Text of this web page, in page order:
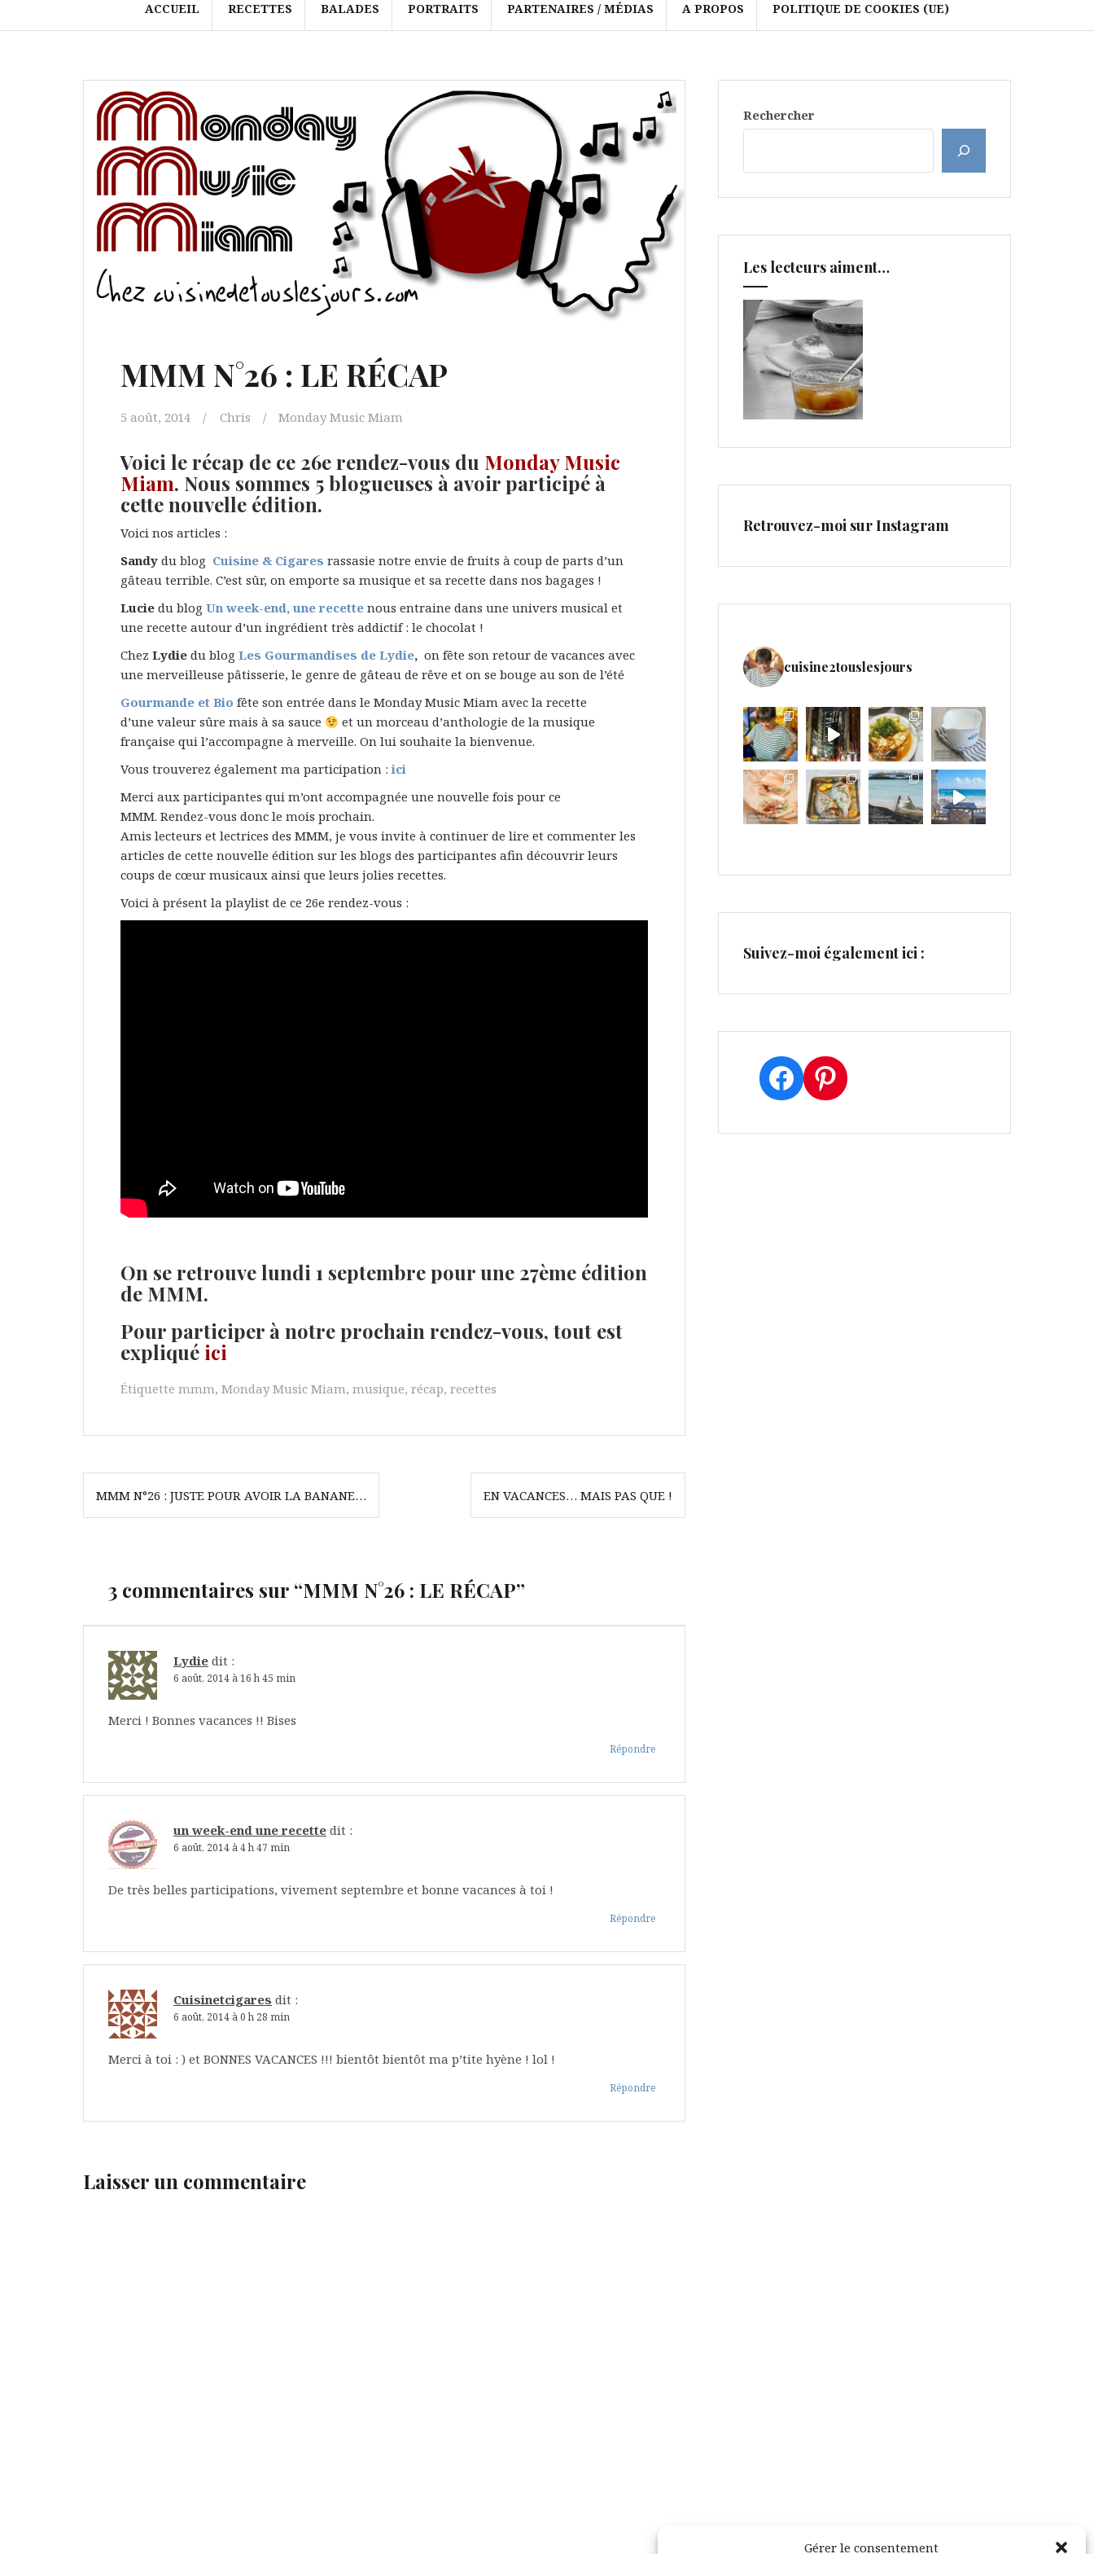
Gérer le consentement
ACCUEIL RECETTES BALADES PORTRAITS PARTENAIRES / MÉDIAS A PROPOS POLITIQUE DE COOKIES (UE)
MMM N°26 : LE RÉCAP
5 août, 2014 Chris Monday Music Miam
Voici le récap de ce 26e rendez-vous du Monday Music
Miam. Nous sommes 5 blogueuses à avoir participé à
cette nouvelle édition.
Voici nos articles :
Sandy du blog Cuisine & Cigares rassasie notre envie de fruits à coup de parts d’un
gâteau terrible. C’est sûr, on emporte sa musique et sa recette dans nos bagages !
Lucie du blog Un week-end, une recette nous entraine dans une univers musical et
une recette autour d’un ingrédient très addictif : le chocolat !
Chez Lydie du blog Les Gourmandises de Lydie, on fête son retour de vacances avec
une merveilleuse pâtisserie, le genre de gâteau de rêve et on se bouge au son de l’été
Gourmande et Bio fête son entrée dans le Monday Music Miam avec la recette
d’une valeur sûre mais à sa sauce
et un morceau d’anthologie de la musique
française qui l’accompagne à merveille. On lui souhaite la bienvenue.
Vous trouverez également ma participation :ici
Merci aux participantes qui m’ont accompagnée une nouvelle fois pour ce
MMM. Rendez-vous donc le mois prochain.
Amis lecteurs et lectrices des MMM, je vous invite à continuer de lire et commenter les
articles de cette nouvelle édition sur les blogs des participantes afin découvrir leurs
coups de cœur musicaux ainsi que leurs jolies recettes.
Voici à présent la playlist de ce 26e rendez-vous :
On se retrouve lundi 1 septembre pour une 27ème édition
de MMM.
Pour participer à notre prochain rendez-vous, tout est
expliqué ici
Étiquette mmm, Monday Music Miam, musique, récap, recettes
Navigation
deMMM N°26 : JUSTE POUR AVOIR LA BANANE… EN VACANCES… MAIS PAS QUE !
3 commentaires sur “MMM N°26 : LE RÉCAP”
Lydie dit :
6 août, 2014 à 16 h 45 min
Merci ! Bonnes vacances !! Bises
Répondre
un week-end une recette dit :
6 août, 2014 à 4 h 47 min
De très belles participations, vivement septembre et bonne vacances à toi !
Répondre
Cuisinetcigares dit :
6 août, 2014 à 0 h 28 min
Merci à toi : ) et BONNES VACANCES !!! bientôt bientôt ma p’tite hyène ! lol !
Répondre
Laisser un commentaire
Rechercher
Les lecteurs aiment…
Retrouvez-moi sur Instagram
cuisine2touslesjours
Suivez-moi également ici :
Facebook
Pinterest